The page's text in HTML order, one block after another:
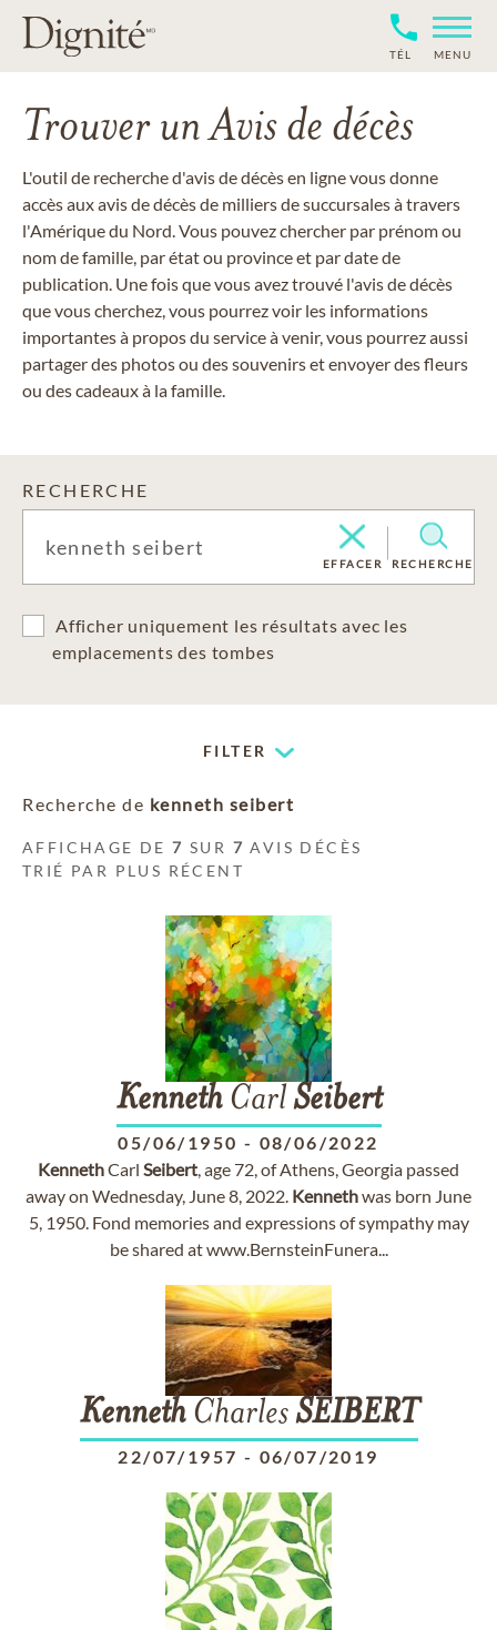
TÉL MENU
Trouver un Avis de décès
L'outil de recherche d'avis de décès en ligne vous donne
accès aux avis de décès de milliers de succursales à travers
l'Amérique du Nord. Vous pouvez chercher par prénom ou
nom de famille, par état ou province et par date de
publication. Une fois que vous avez trouvé l'avis de décès
que vous cherchez, vous pourrez voir les informations
importantes à propos du service à venir, vous pourrez aussi
partager des photos ou des souvenirs et envoyer des fleurs
ou des cadeaux à la famille.
RECHERCHE
EFFACER RECHERCHE
Afficher uniquement les résultats avec les
emplacements des tombes
FILTER
Recherche de kenneth seibert
AFFICHAGE DE7 SUR 7 AVIS DÉCÈS
TRIÉ PAR PLUS RÉCENT
KennethCarlSeibert
05/06/1950 - 08/06/2022
KennethCarl Seibert, age 72, of Athens, Georgia passed
away on Wednesday, June 8, 2022. Kennethwas born June
5, 1950. Fond memories and expressions of sympathy may
be shared at www.BernsteinFunera...
KennethCharlesSEIBERT
22/07/1957 - 06/07/2019